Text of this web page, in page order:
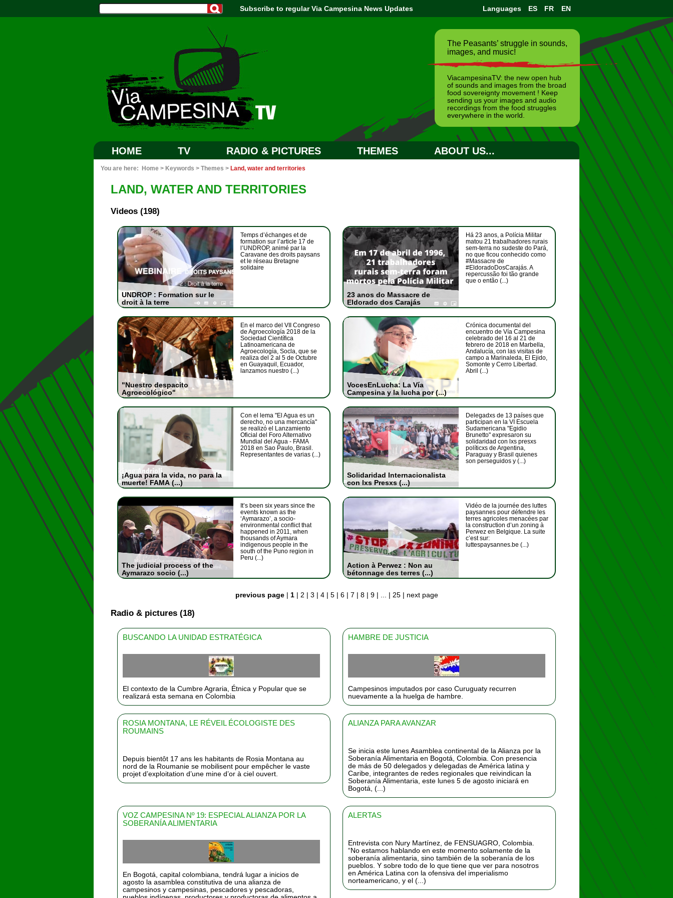
Subscribe to regular Via Campesina News Updates Languages ES FR EN
The Peasants’ struggle in sounds,
images, and music!
ViacampesinaTV: the new open hub
of sounds and images from the broad
food sovereignty movement ! Keep
sending us your images and audio
recordings from the food struggles
everywhere in the world.
HOME TV RADIO & PICTURES THEMES ABOUT US...
You are here: Home > Keywords > Themes > Land, water and territories
LAND, WATER AND TERRITORIES
Videos (198)
UNDROP : Formation sur le
droit à la terre
Temps d’échanges et de
formation sur l’article 17 de
l’UNDROP, animé par la
Caravane des droits paysans
et le réseau Bretagne
solidaire
23 anos do Massacre de
Eldorado dos Carajás
Há 23 anos, a Polícia Militar
matou 21 trabalhadores rurais
sem-terra no sudeste do Pará,
no que ficou conhecido como
#Massacre de
#EldoradoDosCarajás. A
repercussão foi tão grande
que o então (...)
"Nuestro despacito
Agroecológico"
En el marco del VII Congreso
de Agroecología 2018 de la
Sociedad Científica
Latinoamericana de
Agroecología, Socla, que se
realiza del 2 al 5 de Octubre
en Guayaquil, Ecuador,
lanzamos nuestro (...)
VocesEnLucha: La Vía
Campesina y la lucha por (...)
Crónica documental del
encuentro de Vía Campesina
celebrado del 16 al 21 de
febrero de 2018 en Marbella,
Andalucía, con las visitas de
campo a Marinaleda, El Ejido,
Somonte y Cerro Libertad.
Abril (...)
¡Agua para la vida, no para la
muerte! FAMA (...)
Con el lema "El Agua es un
derecho, no una mercancía"
se realizó el Lanzamiento
Oficial del Foro Alternativo
Mundial del Agua - FAMA
2018 en Sao Paulo, Brasil.
Representantes de varias (...)
Solidaridad Internacionalista
con lxs Presxs (...)
Delegadxs de 13 países que
participan en la VI Escuela
Sudamericana "Egidio
Brunetto" expresaron su
solidaridad con lxs presxs
políticxs de Argentina,
Paraguay y Brasil quienes
son perseguidos y (...)
The judicial process of the
Aymarazo socio (...)
It’s been six years since the
events known as the
‘Aymarazo’, a socio-
environmental conflict that
happened in 2011, when
thousands of Aymara
indigenous people in the
south of the Puno region in
Peru (...)
Action à Perwez : Non au
bétonnage des terres (...)
Vidéo de la journée des luttes
paysannes pour défendre les
terres agricoles menacées par
la construction d’un zoning à
Perwez en Belgique. La suite
c’est sur:
luttespaysannes.be (...)
previous page| 1| 2 | 3 | 4| 5| 6| 7 | 8| 9| | 25| next page
Radio & pictures (18)
BUSCANDO LA UNIDAD ESTRATÉGICA
El contexto de la Cumbre Agraria, Étnica y Popular que se
realizará esta semana en Colombia
HAMBRE DE JUSTICIA
Campesinos imputados por caso Curuguaty recurren
nuevamente a la huelga de hambre.
ROSIA MONTANA, LE RÉVEIL ÉCOLOGISTE DES
ROUMAINS
Depuis bientôt 17 ans les habitants de Rosia Montana au
nord de la Roumanie se mobilisent pour empêcher le vaste
projet d’exploitation d’une mine d’or à ciel ouvert.
ALIANZA PARA AVANZAR
Se inicia este lunes Asamblea continental de la Alianza por la
Soberanía Alimentaria en Bogotá, Colombia. Con presencia
de más de 50 delegados y delegadas de América latina y
Caribe, integrantes de redes regionales que reivindican la
Soberanía Alimentaria, este lunes 5 de agosto iniciará en
Bogotá, (...)
VOZ CAMPESINA Nº 19: ESPECIAL ALIANZA POR LA
SOBERANÍA ALIMENTARIA
En Bogotá, capital colombiana, tendrá lugar a inicios de
agosto la asamblea constitutiva de una alianza de
campesinos y campesinas, pescadores y pescadoras,
ALERTAS
Entrevista con Nury Martínez, de FENSUAGRO, Colombia.
“No estamos hablando en este momento solamente de la
soberanía alimentaria, sino también de la soberanía de los
pueblos. Y sobre todo de lo que tiene que ver para nosotros
en América Latina con la ofensiva del imperialismo
norteamericano, y el (...)